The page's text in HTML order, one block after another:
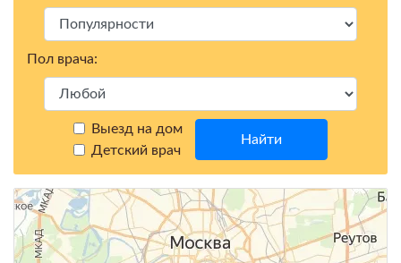
Пол врача:
Выезд на дом
Детский врач
Найти